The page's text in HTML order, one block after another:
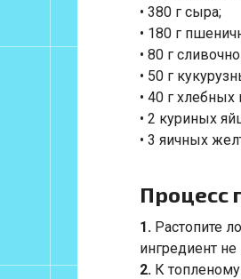
• 380 г сыра;
• 180 г
• 80 г
• 50 г
• 40 г
• 2 куриных
• 3 яичных
Процесс
1. Растопите
ингредиент не
2. К